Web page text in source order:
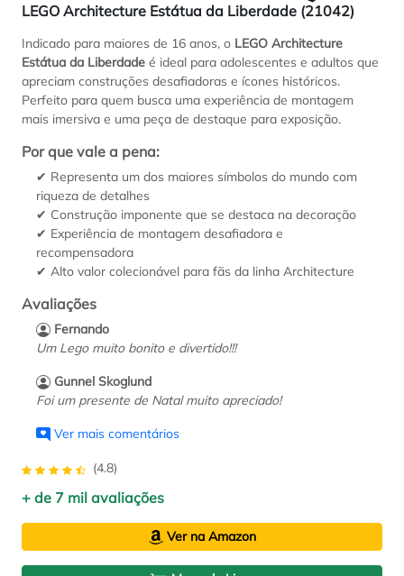
LEGO Architecture Estátua da Liberdade (21042)
Indicado para maiores de 16 anos, o LEGO Architecture
Estátua da Liberdade é ideal para adolescentes e adultos que
apreciam construções desafiadoras e ícones históricos.
Perfeito para quem busca uma experiência de montagem
mais imersiva e uma peça de destaque para exposição.
Por que vale a pena:
✔ Representa um dos maiores símbolos do mundo com
riqueza de detalhes
✔ Construção imponente que se destaca na decoração
✔ Experiência de montagem desafiadora e
recompensadora
✔ Alto valor colecionável para fãs da linha Architecture
Avaliações
Fernando
Um Lego muito bonito e divertido!!!
Gunnel Skoglund
Foi um presente de Natal muito apreciado!
Ver mais comentários
(4.8)
+ de 7 mil avaliações
Ver na Amazon